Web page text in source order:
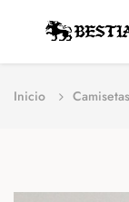
Inicio Camisetas